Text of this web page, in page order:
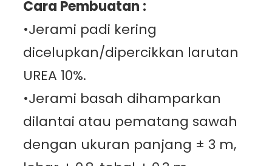
Cara Pembuatan :
•Jerami padi kering
dicelupkan/dipercikkan larutan
UREA 10%.
•Jerami basah dihamparkan
dilantai atau pematang sawah
dengan ukuran panjang ± 3 m,